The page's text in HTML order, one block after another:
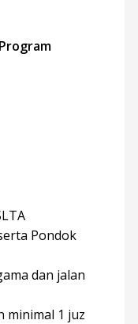
Pondok
dan jalan
minimal 1 juz